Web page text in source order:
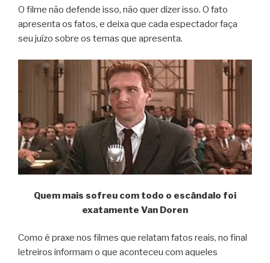
O filme não defende isso, não quer dizer isso. O fato
apresenta os fatos, e deixa que cada espectador faça
seu juízo sobre os temas que apresenta.
Quem mais sofreu com todo o escândalo foi
exatamente Van Doren
Como é praxe nos filmes que relatam fatos reais, no final
letreiros informam o que aconteceu com aqueles